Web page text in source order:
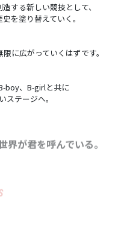
する新しい競技として、
を塗り替えていく。
に広がっていくはずです。
boy、B-girlと共に
ステージへ。
が君を呼んでいる。